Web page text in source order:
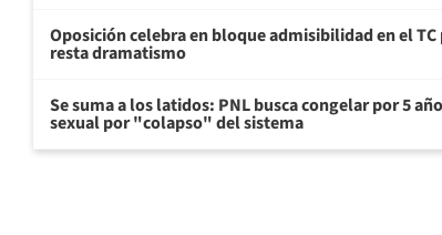
Oposición celebra en bloque admisibilidad en el
resta dramatismo
Se suma a los latidos: PNL busca congelar por 5
sexual por "colapso" del sistema